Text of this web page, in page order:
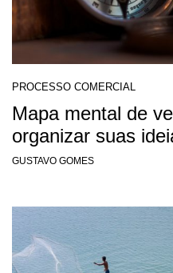
PROCESSO COMERCIAL
Mapa mental de
organizar suas
GUSTAVO GOMES